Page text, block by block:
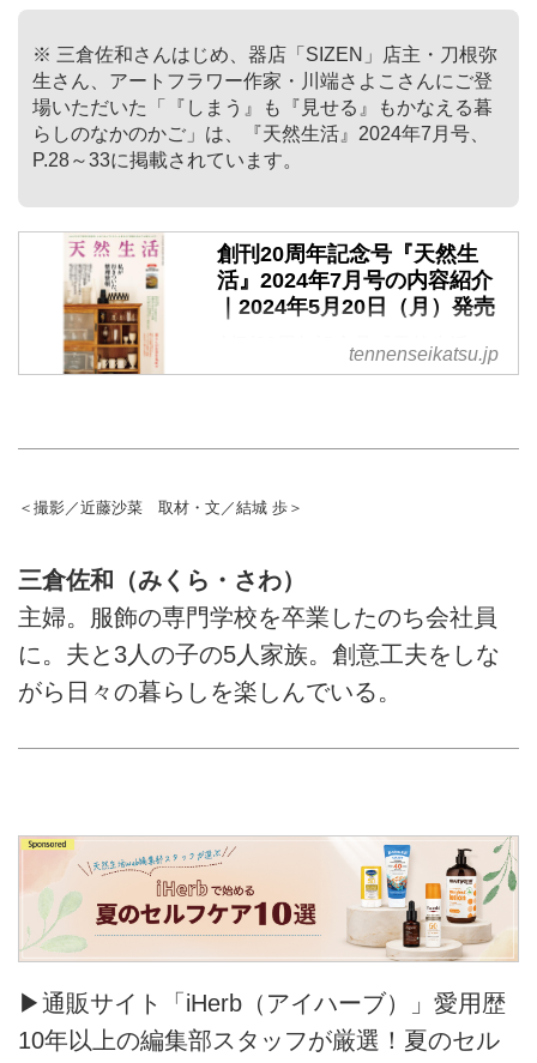
※ 三倉佐和さんはじめ、器店「SIZEN」店主・刀根弥
生さん、アートフラワー作家・川端さよこさんにご登
場いただいた「『しまう』も『見せる』もかなえる暮
らしのなかのかご」は、『天然生活』2024年7月号、
P.28～33に掲載されています。
創刊20周年記念号『天然生
活』2024年7月号の内容紹介
｜2024年5月20日（月）発売
創刊20周年記念号『天然生活』
2024年7月号が出来ました。5月
日が異なります
tennenseikatsu.jp
＜撮影／近藤沙菜 取材・文／結城 歩＞
三倉佐和（みくら・さわ）
主婦。服飾の専門学校を卒業したのち会社員
に。夫と3人の子の5人家族。創意工夫をしな
がら日々の暮らしを楽しんでいる。
▶通販サイト「iHerb（アイハーブ）」愛用歴
10年以上の編集部スタッフが厳選！夏のセル